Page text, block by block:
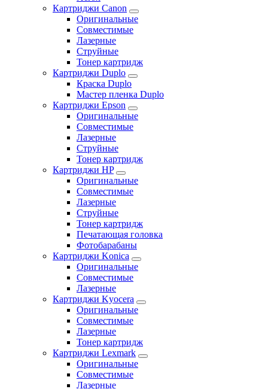
Картриджи Canon
Оригинальные
Совместимые
Лазерные
Струйные
Тонер картридж
Картриджи Duplo
Краска Duplo
Мастер пленка Duplo
Картриджи Epson
Оригинальные
Совместимые
Лазерные
Струйные
Тонер картридж
Картриджи HP
Оригинальные
Совместимые
Лазерные
Струйные
Тонер картридж
Печатающая головка
Фотобарабаны
Картриджи Konica
Оригинальные
Совместимые
Лазерные
Картриджи Kyocera
Оригинальные
Совместимые
Лазерные
Тонер картридж
Картриджи Lexmark
Оригинальные
Совместимые
Лазерные